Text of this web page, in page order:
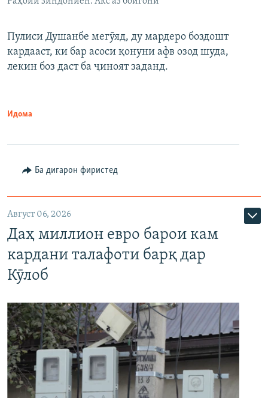
Пулиси Душанбе мегӯяд, ду мардеро боздошт
кардааст, ки бар асоси қонуни афв озод шуда,
лекин боз даст ба ҷиноят заданд.
Идома
Ба дигарон фиристед
Август 06, 2026
Даҳ миллион евро барои кам
кардани талафоти барқ дар
Кӯлоб